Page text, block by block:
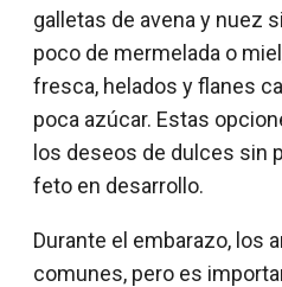
galletas de avena y nuez
poco de mermelada o
fresca, helados y flanes
poca azúcar. Estas
los deseos de dulces sin
feto en desarrollo.
Durante el embarazo, los
comunes, pero es